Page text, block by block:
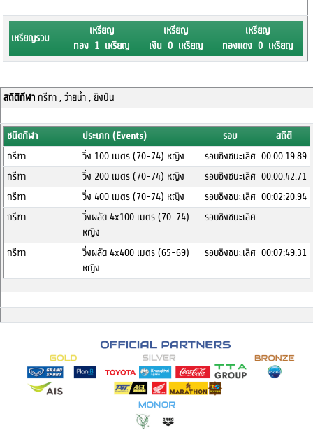
เหรียญรวม
เหรียญ
ทอง 1 เหรียญ
เหรียญ
เงิน 0 เหรียญ
เหรียญ
ทองแดง 0 เหรียญ
สถิติกีฬากรีฑา , ว่ายน้ำ , ยิงปืน
ชนิดกีฬา ประเภท (Events) รอบ
สถิติ
กรีฑา
วิ่ง 100 เมตร (70-74) หญิง รอบชิงชนะเลิศ 00:00:19.89
กรีฑา
วิ่ง 200 เมตร (70-74) หญิง รอบชิงชนะเลิศ 00:00:42.71
กรีฑา
วิ่ง 400 เมตร (70-74) หญิง รอบชิงชนะเลิศ 00:02:20.94
กรีฑา
วิ่งผลัด 4x100 เมตร (70-74)
หญิง
รอบชิงชนะเลิศ -
กรีฑา
วิ่งผลัด 4x400 เมตร (65-69)
หญิง
รอบชิงชนะเลิศ 00:07:49.31